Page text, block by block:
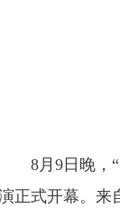
8月9日晚，“
正式开幕。来